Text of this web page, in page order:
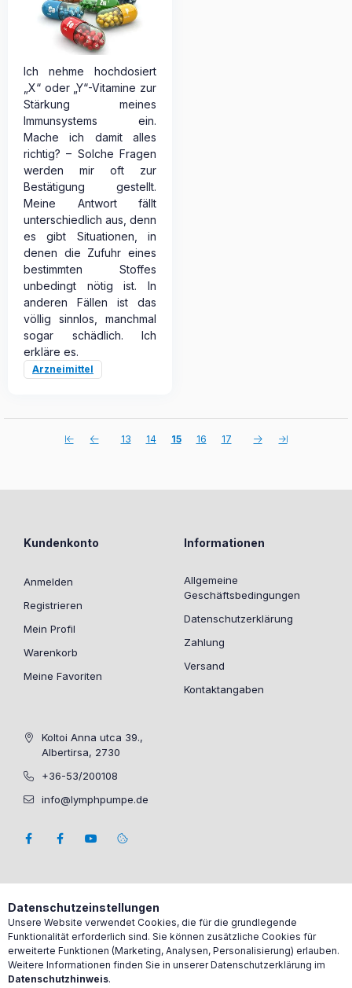
Ich nehme hochdosiert
„X“ oder „Y“-Vitamine zur
Stärkung meines
Immunsystems ein.
Mache ich damit alles
richtig? – Solche Fragen
werden mir oft zur
Bestätigung gestellt.
Meine Antwort fällt
unterschiedlich aus, denn
es gibt Situationen, in
denen die Zufuhr eines
bestimmten Stoffes
unbedingt nötig ist. In
anderen Fällen ist das
völlig sinnlos, manchmal
sogar schädlich. Ich
erkläre es.
Arzneimittel
13 14 15 16 17
Kundenkonto
Anmelden
Registrieren
Mein Profil
Warenkorb
Meine Favoriten
Informationen
Allgemeine
Geschäftsbedingungen
Datenschutzerklärung
Zahlung
Versand
Kontaktangaben
Koltoi Anna utca 39.,
Albertirsa, 2730
+36-53/200108
info@lymphpumpe.de
Datenschutzeinstellungen
Unsere Website verwendet Cookies, die für die grundlegende
Funktionalität erforderlich sind. Sie können zusätzliche Cookies für
erweiterte Funktionen (Marketing, Analysen, Personalisierung) erlauben.
Weitere Informationen finden Sie in unserer Datenschutzerklärung im
Datenschutzhinweis.